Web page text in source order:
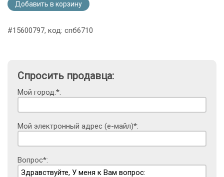
Добавить в корзину
#15600797, код: спб6710
Спросить продавца:
Мой город:*:
Мой электронный адрес (е-майл)*:
Вопрос*: